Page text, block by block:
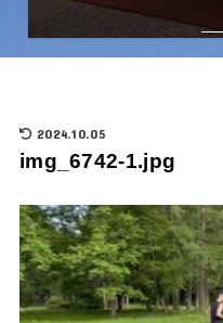
2024.10.05
img_6742-1.jpg